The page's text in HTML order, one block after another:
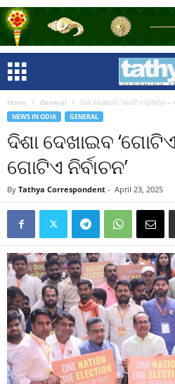
Home General ଦିଶା ଦେଖାଇବ ‘ଗୋଟିଏ ରାଷ୍ଟ୍ର –
NEWS IN ODIA GENERAL
ଦିଶା ଦେଖାଇବ
ଗୋଟିଏ ନିର୍ବାଚନ’
By Tathya Correspondent - April 23, 2025